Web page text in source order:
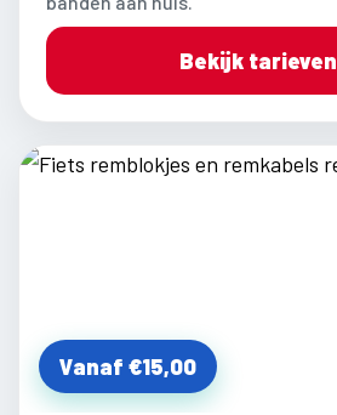
Bekijk tarieven
Vanaf €15,00